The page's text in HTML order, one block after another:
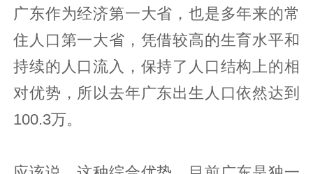
广东作为经济第一大省，也是多年来的常
住人口第一大省，凭借较高的生育水平和
持续的人口流入，保持了人口结构上的相
对优势，所以去年广东出生人口依然达到
100.3万。